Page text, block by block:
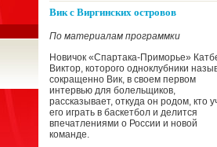
Вик с Виргинских островов
По материалам программки
Новичок «Спартака-Приморье»
Виктор, которого одноклубники
сокращенно Вик, в своем первом
интервью для болельщиков,
рассказывает, откуда он родом, кто
его играть в баскетбол и делится
впечатлениями о России и новой
команде.